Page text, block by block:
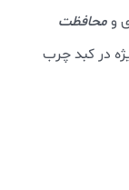
ومحافظت
در کبد چرب